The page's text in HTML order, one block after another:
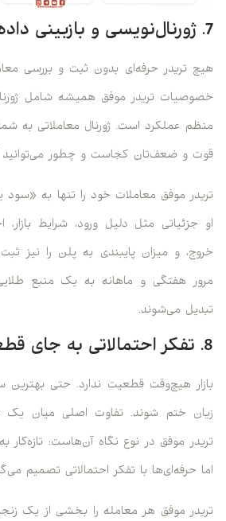
7. ژورنال‌نویسی و بازبینی داده‌محور
هیچ تریدر حرفه‌ای بدون ثبت و بررسی
خصوصیات تریدر موفق همیشه شامل
منظم عملکرد است. ژورنال معاملاتی به
قوت و ضعف‌تان کجاست و چطور می‌توانید
تریدر موفق معاملات خود را تنها به «سود
او جزئیاتی مثل دلیل ورود، شرایط
خروج، و میزان پایبندی به پلن را نیز
مرور هفتگی و ماهانه به یک منبع
تبدیل می‌شوند.
8. تفکر احتمالاتی به جای قطعیت
بازار هیچ‌وقت قطعیت ندارد. حتی بهترین
زیان ختم شوند. تفاوت اصلی میان یک
تریدر موفق در نوع نگاه آن‌هاست:
اما حرفه‌ای‌ها با تفکر احتمالاتی تصمیم
تریدر موفق هر معامله را بخشی از یک